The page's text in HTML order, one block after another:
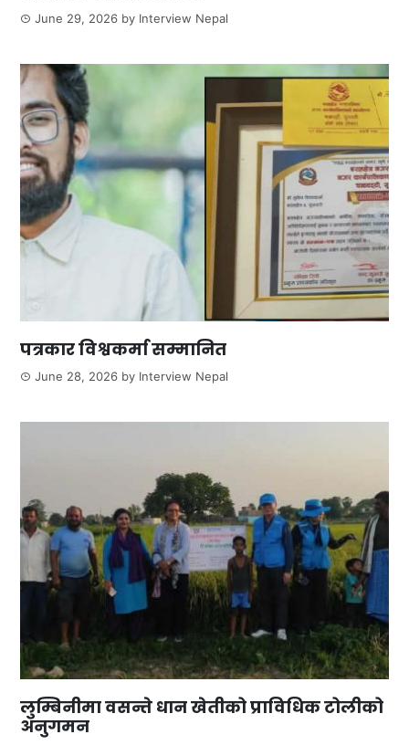
June 29, 2026 by Interview Nepal
पत्रकार विश्वकर्मा सम्मानित
June 28, 2026 by Interview Nepal
लुम्बिनीमा वसन्ते धान खेतीको प्राविधिक टोलीको
अनुगमन